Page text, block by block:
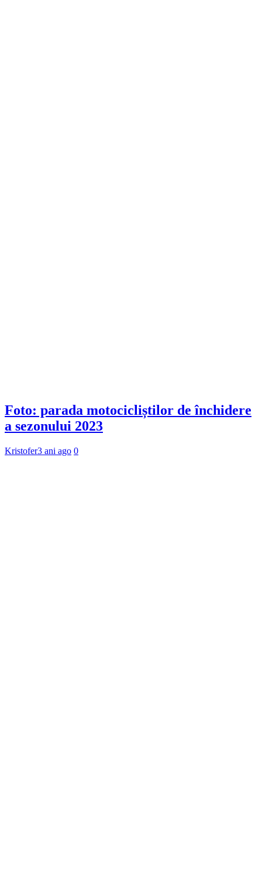
Foto: parada motocicliștilor de închidere
a sezonului 2023
Kristofer3 ani ago 0